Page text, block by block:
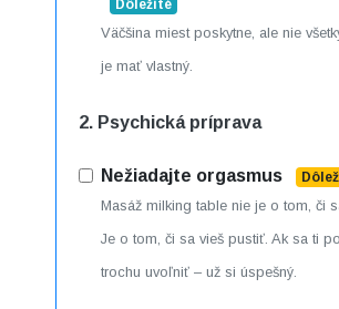
Dôležité
Väčšina miest poskytne, ale nie
je mať vlastný.
2. Psychická príprava
Nežiadajte orgasmus
Masáž milking table nie je o tom, či
Je o tom, či sa vieš pustiť. Ak sa ti
trochu uvoľniť – už si úspešný.